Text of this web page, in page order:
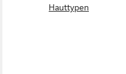
Hauttypen